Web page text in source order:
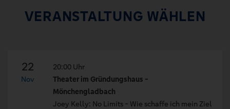
VERANSTALTUNG WÄHLEN
22
Nov
20:00 Uhr
Theater im Gründungshaus -
Mönchengladbach
Joey Kelly: No Limits - Wie schaffe ich mein Ziel